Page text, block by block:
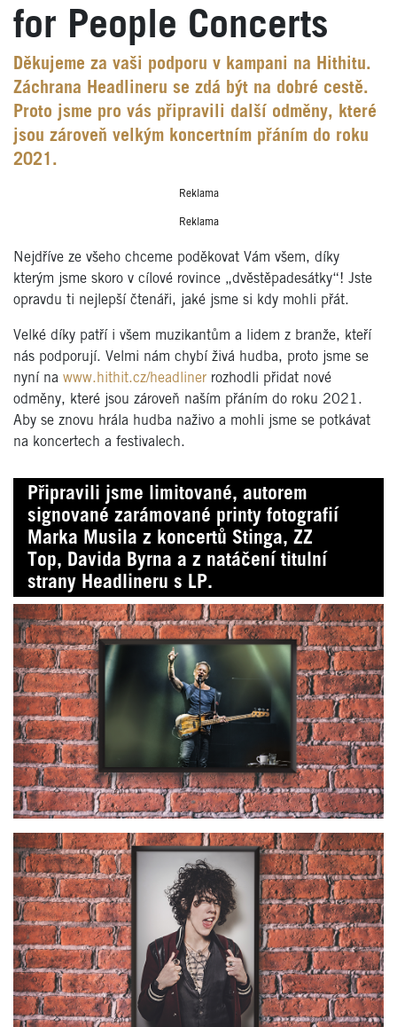
for People Concerts
Děkujeme za vaši podporu v kampani na Hithitu.
Záchrana Headlineru se zdá být na dobré cestě.
Proto jsme pro vás připravili další odměny, které
jsou zároveň velkým koncertním přáním do roku
2021.
Reklama
Reklama
Nejdříve ze všeho chceme poděkovat Vám všem, díky
kterým jsme skoro v cílové rovince „dvěstěpadesátky“! Jste
opravdu ti nejlepší čtenáři, jaké jsme si kdy mohli přát.
Velké díky patří i všem muzikantům a lidem z branže, kteří
nás podporují. Velmi nám chybí živá hudba, proto jsme se
nyní na www.hithit.cz/headliner rozhodli přidat nové
odměny, které jsou zároveň naším přáním do roku 2021.
Aby se znovu hrála hudba naživo a mohli jsme se potkávat
na koncertech a festivalech.
Připravili jsme limitované, autorem
signované zarámované printy fotografií
Marka Musila z koncertů Stinga, ZZ
Top, Davida Byrna a z natáčení titulní
strany Headlineru s LP.